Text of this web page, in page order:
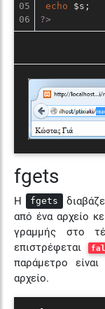
05
echo
?>
fgets
Η fgets
από ένα αρχείο
γραμμής στο
επιστρέφεται
παράμετρο
αρχείο.